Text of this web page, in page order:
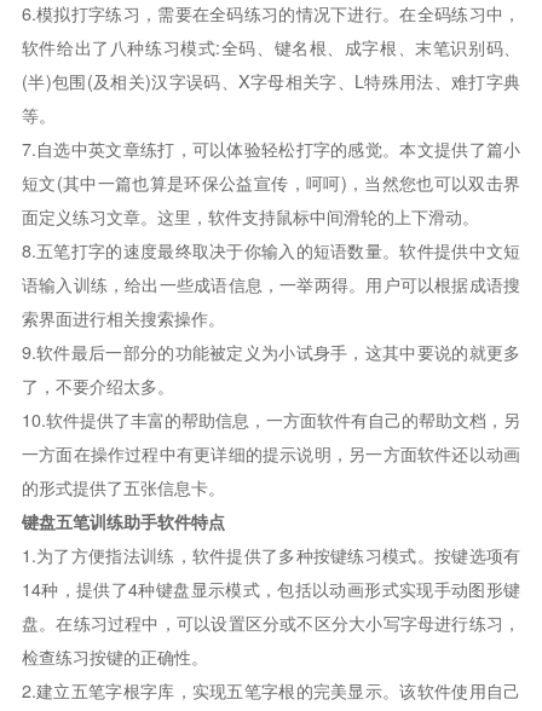
6.模拟打字练习，需要在全码练习的情况下进行。在全码练习中，
软件给出了八种练习模式:全码、键名根、成字根、末笔识别码、
(半)包围(及相关)汉字误码、X字母相关字、L特殊用法、难打字典
等。
7.自选中英文章练打，可以体验轻松打字的感觉。本文提供了篇小
短文(其中一篇也算是环保公益宣传，呵呵)，当然您也可以双击界
面定义练习文章。这里，软件支持鼠标中间滑轮的上下滑动。
8.五笔打字的速度最终取决于你输入的短语数量。软件提供中文短
语输入训练，给出一些成语信息，一举两得。用户可以根据成语搜
索界面进行相关搜索操作。
9.软件最后一部分的功能被定义为小试身手，这其中要说的就更多
了，不要介绍太多。
10.软件提供了丰富的帮助信息，一方面软件有自己的帮助文档，另
一方面在操作过程中有更详细的提示说明，另一方面软件还以动画
的形式提供了五张信息卡。
键盘五笔训练助手软件特点
1.为了方便指法训练，软件提供了多种按键练习模式。按键选项有
14种，提供了4种键盘显示模式，包括以动画形式实现手动图形键
盘。在练习过程中，可以设置区分或不区分大小写字母进行练习，
检查练习按键的正确性。
2.建立五笔字根字库，实现五笔字根的完美显示。该软件使用自己